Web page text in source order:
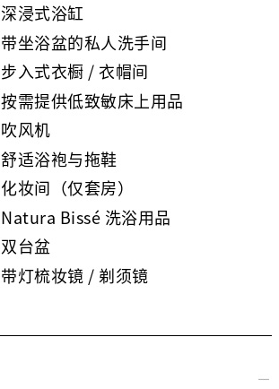
深浸式浴缸
带坐浴盆的私人洗手间
步入式衣橱 / 衣帽间
按需提供低致敏床上用品
吹风机
舒适浴袍与拖鞋
化妆间（仅套房）
Natura Bissé 洗浴用品
双台盆
带灯梳妆镜 / 剃须镜